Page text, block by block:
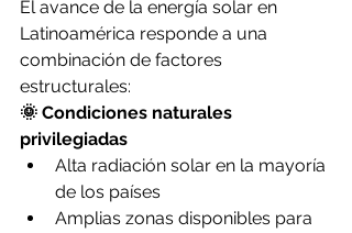
El avance de la energía solar en
Latinoamérica responde a una
combinación de factores
estructurales:
🌞 Condiciones naturales
privilegiadas
Alta radiación solar en la mayoría
de los países
Amplias zonas disponibles para